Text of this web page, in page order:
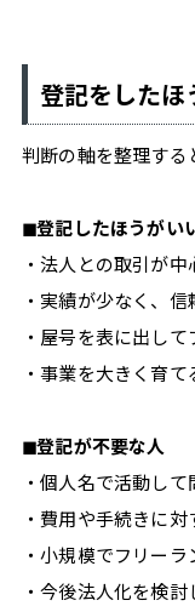
登記をした
判断の軸を整理する
◼︎登記したほうがい
・法人との取引が中
・実績が少なく、
・屋号を表に出し
・事業を大きく育
◼︎登記が不要な人
・個人名で活動して
・費用や手続きに
・小規模でフリー
・今後法人化を検